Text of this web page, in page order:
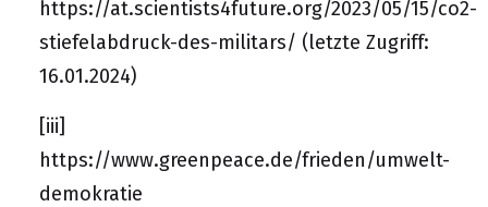
https://at.scientists4future.org/2023/05/15/co2-
stiefelabdruck-des-militars/ (letzte Zugriff:
16.01.2024)
[iii]
https://www.greenpeace.de/frieden/umwelt-
demokratie